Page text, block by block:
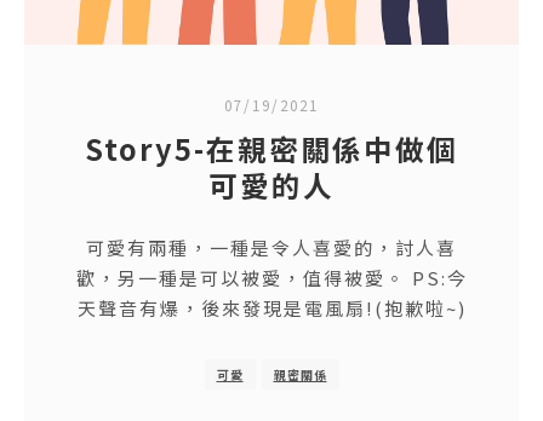
07/19/2021
Story5-在親密關係中做個
可愛的人
可愛有兩種，一種是令人喜愛的，討人喜
歡，另一種是可以被愛，值得被愛。 PS:今
天聲音有爆，後來發現是電風扇!(抱歉啦~)
可愛 親密關係